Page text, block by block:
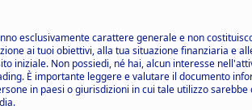
esclusivamente carattere generale e non
ai tuoi obiettivi, alla tua situazione finanziaria e
iniziale. Non possiedi, né hai, alcun interesse
È importante leggere e valutare il documento
in paesi o giurisdizioni in cui tale utilizzo